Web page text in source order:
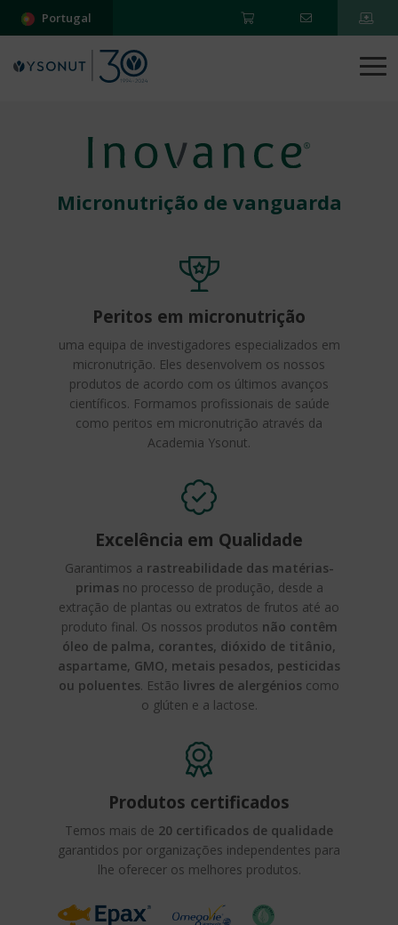
Portugal
Micronutrição de vanguarda
Peritos em micronutrição
uma equipa de investigadores especializados em
micronutrição. Eles desenvolvem os nossos
produtos de acordo com os últimos avanços
científicos. Formamos profissionais de saúde
como peritos em micronutrição através da
Academia Ysonut.
Excelência em Qualidade
Garantimos a rastreabilidade das matérias-
primasno processo de produção, desde a
extração de plantas ou extratos de frutos até ao
produto final. Os nossos produtos não contêm
óleo de palma, corantes, dióxido de titânio,
aspartame, GMO, metais pesados, pesticidas
ou poluentes. Estão livres de alergénios como
o glúten e a lactose.
Produtos certificados
Temos mais de 20 certificados de qualidade
garantidos por organizações independentes para
lhe oferecer os melhores produtos.